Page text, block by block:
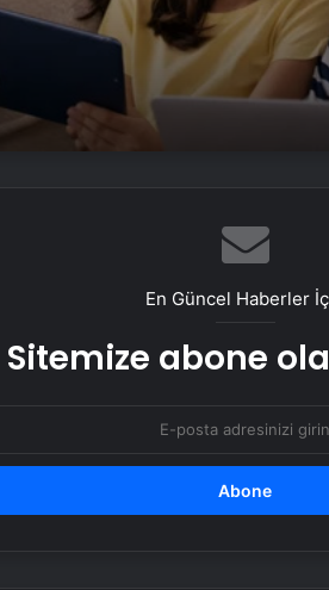
En Güncel Haberler
Sitemize abone